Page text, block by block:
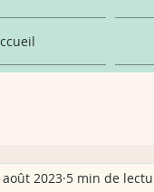
août 2023 5 min de